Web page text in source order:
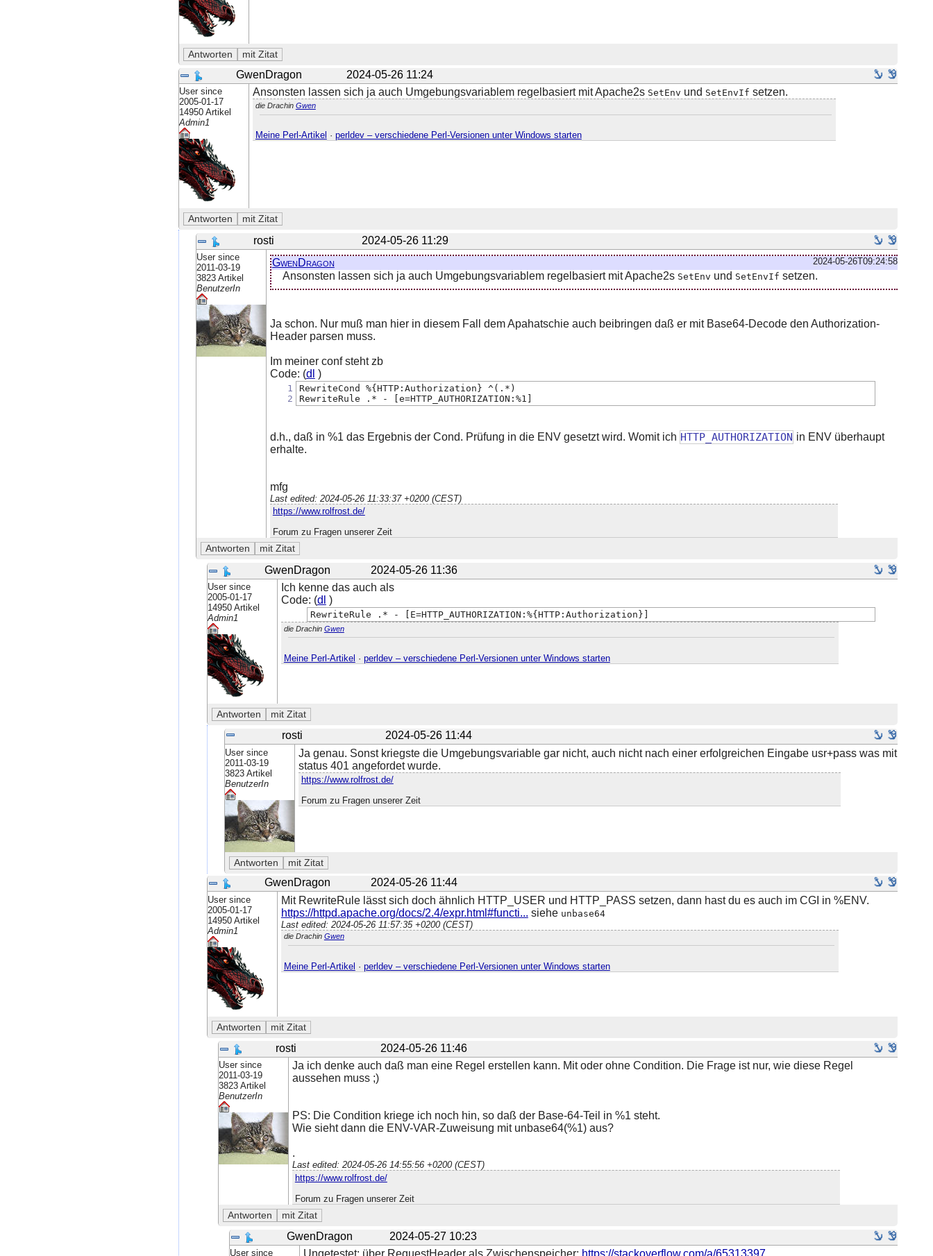
GwenDragon 2024-05-26 11:24
User since
2005-01-17
14950 Artikel
Admin1
Ansonsten lassen sich ja auch Umgebungsvariablem regelbasiert mit Apache2s SetEnv und SetEnvIf setzen.
die Drachin Gwen
Meine Perl-Artikel · perldev – verschiedene Perl-Versionen unter Windows starten
rosti 2024-05-26 11:29
User since
2011-03-19
3823 Artikel
BenutzerIn
2024-05-26T09:24:58
GwenDragon
Ansonsten lassen sich ja auch Umgebungsvariablem regelbasiert mit Apache2s SetEnv und SetEnvIf setzen.
Ja schon. Nur muß man hier in diesem Fall dem Apahatschie auch beibringen daß er mit Base64-Decode den Authorization-
Header parsen muss.
Im meiner conf steht zb
Code: (dl )
1
2
RewriteCond %{HTTP:Authorization} ^(.*)
RewriteRule .* - [e=HTTP_AUTHORIZATION:%1]
d.h., daß in %1 das Ergebnis der Cond. Prüfung in die ENV gesetzt wird. Womit ich HTTP_AUTHORIZATION in ENV überhaupt
erhalte.
mfg
Last edited: 2024-05-26 11:33:37 +0200 (CEST)
https://www.rolfrost.de/
Forum zu Fragen unserer Zeit
GwenDragon 2024-05-26 11:36
User since
2005-01-17
14950 Artikel
Admin1
Ich kenne das auch als
Code: (dl )
RewriteRule .* - [E=HTTP_AUTHORIZATION:%{HTTP:Authorization}]
die Drachin Gwen
Meine Perl-Artikel · perldev – verschiedene Perl-Versionen unter Windows starten
rosti 2024-05-26 11:44
User since
2011-03-19
3823 Artikel
BenutzerIn
Ja genau. Sonst kriegste die Umgebungsvariable gar nicht, auch nicht nach einer erfolgreichen Eingabe usr+pass was mit
status 401 angefordet wurde.
https://www.rolfrost.de/
Forum zu Fragen unserer Zeit
GwenDragon 2024-05-26 11:44
User since
2005-01-17
14950 Artikel
Admin1
Mit RewriteRule lässt sich doch ähnlich HTTP_USER und HTTP_PASS setzen, dann hast du es auch im CGI in %ENV.
https://httpd.apache.org/docs/2.4/expr.html#functi... siehe unbase64
Last edited: 2024-05-26 11:57:35 +0200 (CEST)
die Drachin Gwen
Meine Perl-Artikel · perldev – verschiedene Perl-Versionen unter Windows starten
rosti 2024-05-26 11:46
User since
2011-03-19
3823 Artikel
BenutzerIn
Ja ich denke auch daß man eine Regel erstellen kann. Mit oder ohne Condition. Die Frage ist nur, wie diese Regel
aussehen muss ;)
PS: Die Condition kriege ich noch hin, so daß der Base-64-Teil in %1 steht.
Wie sieht dann die ENV-VAR-Zuweisung mit unbase64(%1) aus?
.
Last edited: 2024-05-26 14:55:56 +0200 (CEST)
https://www.rolfrost.de/
Forum zu Fragen unserer Zeit
GwenDragon 2024-05-27 10:23
User since